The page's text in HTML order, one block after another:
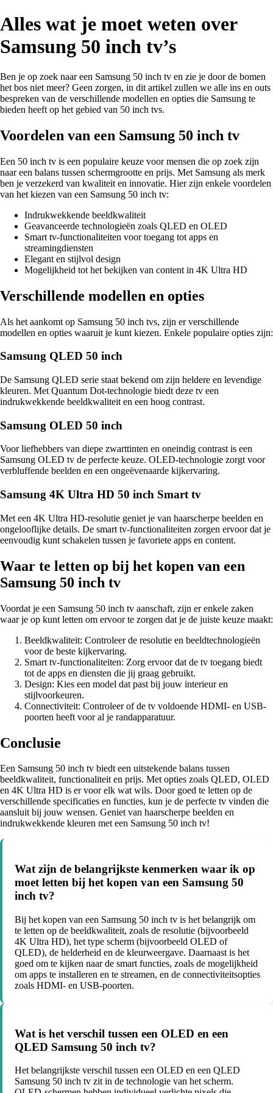
Alles wat je moet weten over
Samsung 50 inch tv’s
Ben je op zoek naar een Samsung 50 inch tv en zie je door de bomen
het bos niet meer? Geen zorgen, in dit artikel zullen we alle ins en outs
bespreken van de verschillende modellen en opties die Samsung te
bieden heeft op het gebied van 50 inch tvs.
Voordelen van een Samsung 50 inch tv
Een 50 inch tv is een populaire keuze voor mensen die op zoek zijn
naar een balans tussen schermgrootte en prijs. Met Samsung als merk
ben je verzekerd van kwaliteit en innovatie. Hier zijn enkele voordelen
van het kiezen van een Samsung 50 inch tv:
Indrukwekkende beeldkwaliteit
Geavanceerde technologieën zoals QLED en OLED
Smart tv-functionaliteiten voor toegang tot apps en
streamingdiensten
Elegant en stijlvol design
Mogelijkheid tot het bekijken van content in 4K Ultra HD
Verschillende modellen en opties
Als het aankomt op Samsung 50 inch tvs, zijn er verschillende
modellen en opties waaruit je kunt kiezen. Enkele populaire opties zijn:
Samsung QLED 50 inch
De Samsung QLED serie staat bekend om zijn heldere en levendige
kleuren. Met Quantum Dot-technologie biedt deze tv een
indrukwekkende beeldkwaliteit en een hoog contrast.
Samsung OLED 50 inch
Voor liefhebbers van diepe zwarttinten en oneindig contrast is een
Samsung OLED tv de perfecte keuze. OLED-technologie zorgt voor
verbluffende beelden en een ongeëvenaarde kijkervaring.
Samsung 4K Ultra HD 50 inch Smart tv
Met een 4K Ultra HD-resolutie geniet je van haarscherpe beelden en
ongelooflijke details. De smart tv-functionaliteiten zorgen ervoor dat je
eenvoudig kunt schakelen tussen je favoriete apps en content.
Waar te letten op bij het kopen van een
Samsung 50 inch tv
Voordat je een Samsung 50 inch tv aanschaft, zijn er enkele zaken
waar je op kunt letten om ervoor te zorgen dat je de juiste keuze maakt:
Beeldkwaliteit: Controleer de resolutie en beeldtechnologieën
voor de beste kijkervaring.
Smart tv-functionaliteiten: Zorg ervoor dat de tv toegang biedt
tot de apps en diensten die jij graag gebruikt.
Design: Kies een model dat past bij jouw interieur en
stijlvoorkeuren.
Connectiviteit: Controleer of de tv voldoende HDMI- en USB-
poorten heeft voor al je randapparatuur.
Conclusie
Een Samsung 50 inch tv biedt een uitstekende balans tussen
beeldkwaliteit, functionaliteit en prijs. Met opties zoals QLED, OLED
en 4K Ultra HD is er voor elk wat wils. Door goed te letten op de
verschillende specificaties en functies, kun je de perfecte tv vinden die
aansluit bij jouw wensen. Geniet van haarscherpe beelden en
indrukwekkende kleuren met een Samsung 50 inch tv!
Wat zijn de belangrijkste kenmerken waar ik op
moet letten bij het kopen van een Samsung 50
inch tv?
Bij het kopen van een Samsung 50 inch tv is het belangrijk om
te letten op de beeldkwaliteit, zoals de resolutie (bijvoorbeeld
4K Ultra HD), het type scherm (bijvoorbeeld OLED of
QLED), de helderheid en de kleurweergave. Daarnaast is het
goed om te kijken naar de smart functies, zoals de mogelijkheid
om apps te installeren en te streamen, en de connectiviteitsopties
zoals HDMI- en USB-poorten.
Wat is het verschil tussen een OLED en een
QLED Samsung 50 inch tv?
Het belangrijkste verschil tussen een OLED en een QLED
Samsung 50 inch tv zit in de technologie van het scherm.